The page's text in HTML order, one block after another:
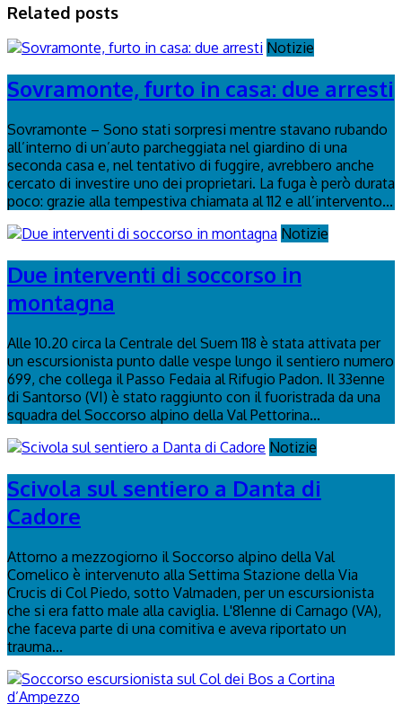
Related posts
Notizie
Sovramonte, furto in casa: due arresti
Sovramonte – Sono stati sorpresi mentre stavano rubando
all’interno di un’auto parcheggiata nel giardino di una
seconda casa e, nel tentativo di fuggire, avrebbero anche
cercato di investire uno dei proprietari. La fuga è però durata
poco: grazie alla tempestiva chiamata al 112 e all’intervento...
Notizie
Due interventi di soccorso in
montagna
Alle 10.20 circa la Centrale del Suem 118 è stata attivata per
un escursionista punto dalle vespe lungo il sentiero numero
699, che collega il Passo Fedaia al Rifugio Padon. Il 33enne
di Santorso (VI) è stato raggiunto con il fuoristrada da una
squadra del Soccorso alpino della Val Pettorina...
Notizie
Scivola sul sentiero a Danta di
Cadore
Attorno a mezzogiorno il Soccorso alpino della Val
Comelico è intervenuto alla Settima Stazione della Via
Crucis di Col Piedo, sotto Valmaden, per un escursionista
che si era fatto male alla caviglia. L'81enne di Carnago (VA),
che faceva parte di una comitiva e aveva riportato un
trauma...